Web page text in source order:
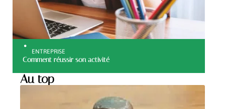
ENTREPRISE
Comment réussir son activité
Au top